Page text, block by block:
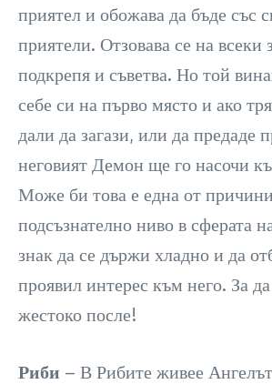
приятел и обожава да бъде със
приятели. Отзовава се на всеки
подкрепя и съветва. Но той
себе си на първо място и ако
дали да загази, или да предаде
неговият Демон ще го насочи
Може би това е една от
подсъзнателно ниво в сферата
знак да се държи хладно и да
проявил интерес към него. За
жестоко после!
Риби – В Рибите живее